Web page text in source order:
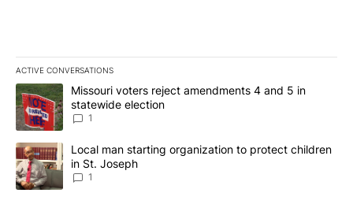
ACTIVE CONVERSATIONS
The following is a list of the most commented articles in the last
A trending article titled "Missouri voters reject amendments 4
Missouri voters reject amendments 4 and 5 in
statewide election
1
A trending article titled "Local man starting organization to
Local man starting organization to protect children
in St. Joseph
1